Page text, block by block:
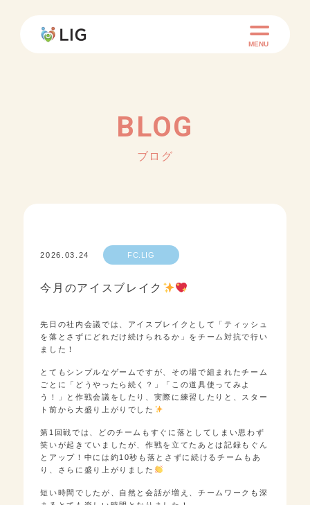
MENU
BLOG
ブログ
2026.03.24 FC.LIG
今月のアイスブレイク
先日の社内会議では、アイスブレイクとして「ティッシュ
を落とさずにどれだけ続けられるか」をチーム対抗で行い
ました！
とてもシンプルなゲームですが、その場で組まれたチーム
ごとに「どうやったら続く？」「この道具使ってみよ
う！」と作戦会議をしたり、実際に練習したりと、スター
ト前から大盛り上がりでした
第1回戦では、どのチームもすぐに落としてしまい思わず
笑いが起きていましたが、作戦を立てたあとは記録もぐん
とアップ！中には約10秒も落とさずに続けるチームもあ
り、さらに盛り上がりました
短い時間でしたが、自然と会話が増え、チームワークも深